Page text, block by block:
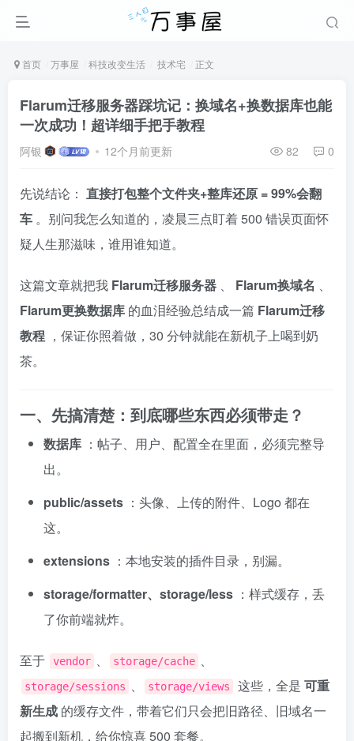
首页 万事屋 科技改变生活 技术宅 正文
Flarum迁移服务器踩坑记：换域名+换数据库也能
一次成功！超详细手把手教程
阿银 12个月前更新 82 0
先说结论： 直接打包整个文件夹+整库还原 = 99%会翻
车 。别问我怎么知道的，凌晨三点盯着 500 错误页面怀
疑人生那滋味，谁用谁知道。
这篇文章就把我 Flarum迁移服务器 、 Flarum换域名 、
Flarum更换数据库 的血泪经验总结成一篇 Flarum迁移
教程 ，保证你照着做，30 分钟就能在新机子上喝到奶
茶。
一、先搞清楚：到底哪些东西必须带走？
数据库 ：帖子、用户、配置全在里面，必须完整导
出。
public/assets ：头像、上传的附件、Logo 都在
这。
extensions ：本地安装的插件目录，别漏。
storage/formatter、storage/less ：样式缓存，丢
了你前端就炸。
至于 vendor 、 storage/cache 、
storage/sessions 、 storage/views 这些，全是 可重
新生成 的缓存文件，带着它们只会把旧路径、旧域名一
起搬到新机，给你惊喜 500 套餐。